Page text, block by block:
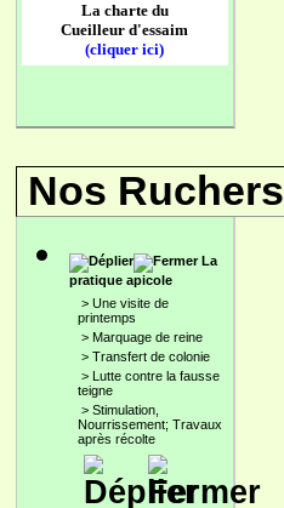
La charte du
Cueilleur d'essaim
(cliquer ici)
Nos Ruchers
La
pratique apicole
> Une visite de
printemps
> Marquage de reine
> Transfert de colonie
> Lutte contre la fausse
teigne
> Stimulation,
Nourrissement; Travaux
après récolte